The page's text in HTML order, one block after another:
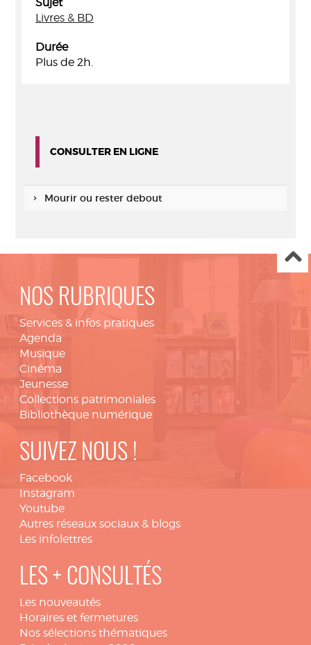
Livres & BD
Durée
Plus de 2h.
CONSULTER EN LIGNE
Mourir ou rester debout
NOS RUBRIQUES
Services & infos pratiques
Agenda
Musique
Cinéma
Jeunesse
Collections patrimoniales
Bibliothèque numérique
SUIVEZ NOUS !
Facebook
Instagram
Youtube
Autres réseaux sociaux & blogs
Les infolettres
LES + CONSULTÉS
Les nouveautés
Horaires et fermetures
Nos sélections thématiques